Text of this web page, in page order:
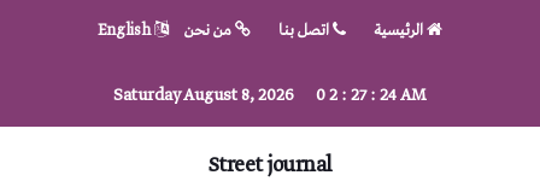
الرئيسية اتصل بنا من نحن English
Saturday August 8, 2026 02 : 27: 24AM
Street journal